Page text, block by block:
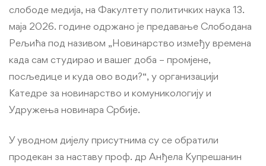
слободе медија, на Факултету политичких наука 13.
маја 2026. године одржано је предавање Слободанa
Рељићa под називом „Новинарство између времена
када сам студирао и вашег доба – промјене,
посљедице и куда ово води?“, у организацији
Катедре за новинарство и комуникологију и
Удружења новинара Србије.
У уводном дијелу присутнима су се обратили
продекан за наставу проф. др Анђела Купрешанин